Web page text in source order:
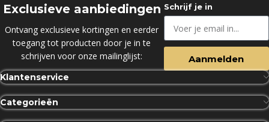
Exclusieve aanbiedingen
Ontvang exclusieve kortingen en eerder
toegang tot producten door je in te
schrijven voor onze mailinglijst:
Schrijf je in
Aanmelden
Klantenservice
Categorieën